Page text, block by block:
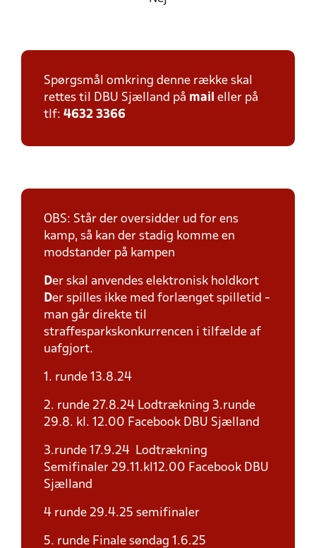
Spørgsmål omkring denne række skal
rettes til DBU Sjælland på mail eller på
tlf: 4632 3366
OBS: Står der oversidder ud for ens
kamp, så kan der stadig komme en
modstander på kampen
Der skal anvendes elektronisk holdkort
Der spilles ikke med forlænget spilletid -
man går direkte til
straffesparkskonkurrencen i tilfælde af
uafgjort.
1. runde 13.8.24
2. runde 27.8.24 Lodtrækning 3.runde
29.8. kl. 12.00 Facebook DBU Sjælland
3.runde 17.9.24 Lodtrækning
Semifinaler 29.11.kl12.00 Facebook DBU
Sjælland
4 runde 29.4.25 semifinaler
5. runde Finale søndag 1.6.25